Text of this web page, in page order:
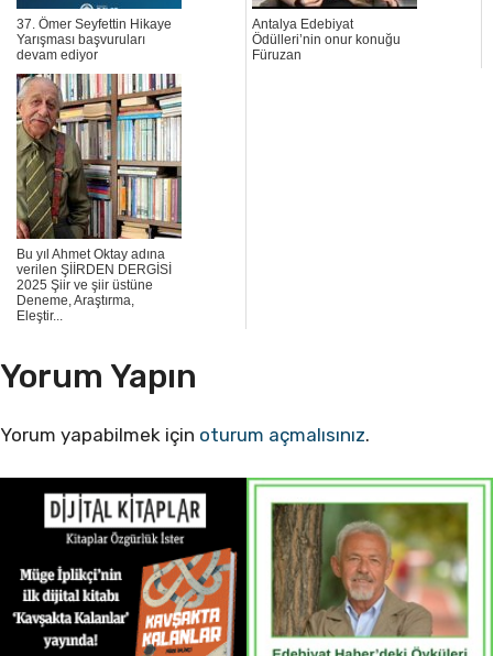
37. Ömer Seyfettin Hikaye
Yarışması başvuruları
devam ediyor
Antalya Edebiyat
Ödülleri’nin onur konuğu
Füruzan
Bu yıl Ahmet Oktay adına
verilen ŞİİRDEN DERGİSİ
2025 Şiir ve şiir üstüne
Deneme, Araştırma,
Eleştir...
Yorum Yapın
Yorum yapabilmek için oturum açmalısınız.